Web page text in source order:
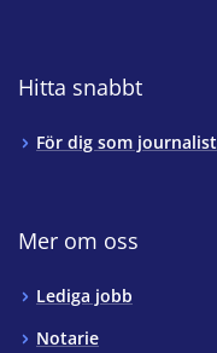
Hitta snabbt
För dig som journalist
Mer om oss
Lediga jobb
Notarie